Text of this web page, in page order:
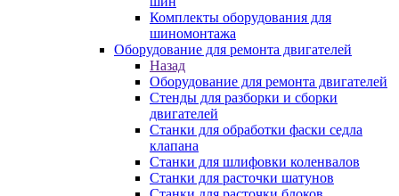
Комплекты оборудования для
шиномонтажа
Оборудование для ремонта двигателей
Назад
Оборудование для ремонта двигателей
Стенды для разборки и сборки
двигателей
Станки для обработки фаски седла
клапана
Станки для шлифовки коленвалов
Станки для расточки шатунов